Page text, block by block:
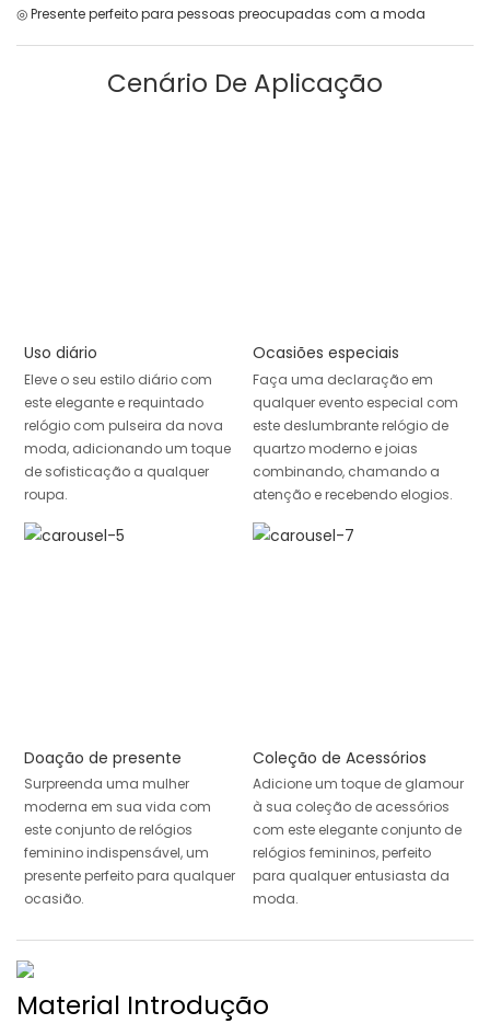
◎ Presente perfeito para pessoas preocupadas com a moda
Cenário De Aplicação
Uso diário
Eleve o seu estilo diário com
este elegante e requintado
relógio com pulseira da nova
moda, adicionando um toque
de sofisticação a qualquer
roupa.
Ocasiões especiais
Faça uma declaração em
qualquer evento especial com
este deslumbrante relógio de
quartzo moderno e joias
combinando, chamando a
atenção e recebendo elogios.
Doação de presente
Surpreenda uma mulher
moderna em sua vida com
este conjunto de relógios
feminino indispensável, um
presente perfeito para qualquer
ocasião.
Coleção de Acessórios
Adicione um toque de glamour
à sua coleção de acessórios
com este elegante conjunto de
relógios femininos, perfeito
para qualquer entusiasta da
moda.
Material Introdução